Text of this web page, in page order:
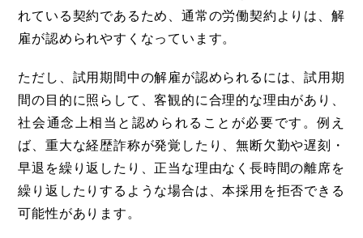
れている契約であるため、通常の労働契約よりは、解
雇が認められやすくなっています。
ただし、試用期間中の解雇が認められるには、試用期
間の目的に照らして、客観的に合理的な理由があり、
社会通念上相当と認められることが必要です。例え
ば、重大な経歴詐称が発覚したり、無断欠勤や遅刻・
早退を繰り返したり、正当な理由なく長時間の離席を
繰り返したりするような場合は、本採用を拒否できる
可能性があります。